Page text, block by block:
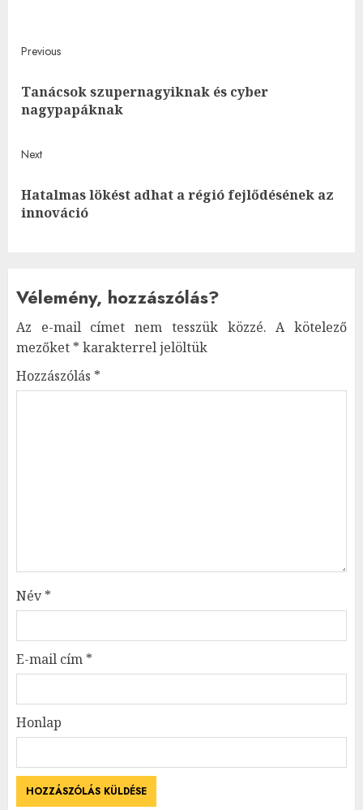
Post
navigation
Previous
Tanácsok szupernagyiknak és cyber
nagypapáknak
Next
Next
post:
Hatalmas lökést adhat a régió fejlődésének az
innováció
Vélemény, hozzászólás?
Az e-mail címet nem tesszük közzé. A kötelező
mezőket * karakterrel jelöltük
Hozzászólás *
Név*
E-mail cím *
Honlap